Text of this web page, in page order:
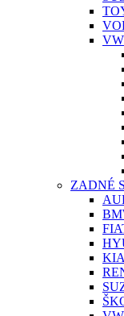
VW
ZADNÉ
KIA